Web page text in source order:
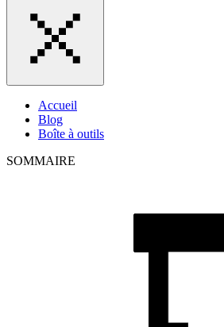
Accueil
Blog
Boîte à outils
SOMMAIRE